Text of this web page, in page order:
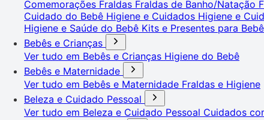
Comemorações Fraldas Fraldas de Banho/Natação
Cuidado do Bebê Higiene e Cuidados Higiene e
Higiene e Saúde do Bebê Kits e Presentes para
Bebês e Crianças
Ver tudo em Bebês e Crianças Higiene do Bebê
Bebês e Maternidade
Ver tudo em Bebês e Maternidade Fraldas e Higiene
Beleza e Cuidado Pessoal
Ver tudo em Beleza e Cuidado Pessoal Cuidados